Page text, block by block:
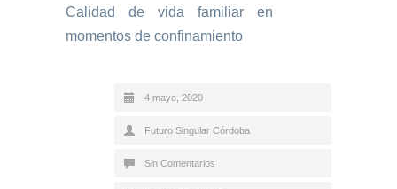
Calidad de vida familiar en
momentos de confinamiento
4 mayo, 2020
Futuro Singular Córdoba
Sin Comentarios